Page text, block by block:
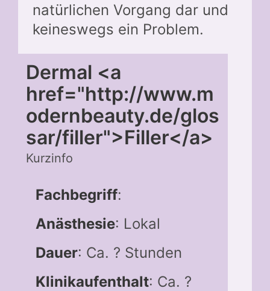
natürlichen Vorgang dar und
keineswegs ein Problem.
Dermal <a
href="http://www.m
odernbeauty.de/glos
sar/filler">Filler</a>
Kurzinfo
Fachbegriff:
Anästhesie: Lokal
Dauer: Ca. ? Stunden
Klinikaufenthalt: Ca. ?